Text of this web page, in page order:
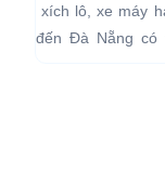
xích lô, xe máy
đến Đà Nẵng có